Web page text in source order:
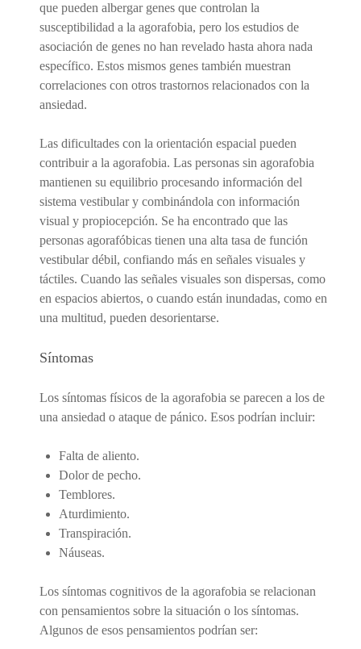
que pueden albergar genes que controlan la
susceptibilidad a la agorafobia, pero los estudios de
asociación de genes no han revelado hasta ahora nada
específico. Estos mismos genes también muestran
correlaciones con otros trastornos relacionados con la
ansiedad.
Las dificultades con la orientación espacial pueden
contribuir a la agorafobia. Las personas sin agorafobia
mantienen su equilibrio procesando información del
sistema vestibular y combinándola con información
visual y propiocepción. Se ha encontrado que las
personas agorafóbicas tienen una alta tasa de función
vestibular débil, confiando más en señales visuales y
táctiles. Cuando las señales visuales son dispersas, como
en espacios abiertos, o cuando están inundadas, como en
una multitud, pueden desorientarse.
Síntomas
Los síntomas físicos de la agorafobia se parecen a los de
una ansiedad o ataque de pánico. Esos podrían incluir:
Falta de aliento.
Dolor de pecho.
Temblores.
Aturdimiento.
Transpiración.
Náuseas.
Los síntomas cognitivos de la agorafobia se relacionan
con pensamientos sobre la situación o los síntomas.
Algunos de esos pensamientos podrían ser: